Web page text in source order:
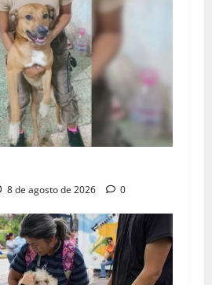
8 de agosto de 2026 0